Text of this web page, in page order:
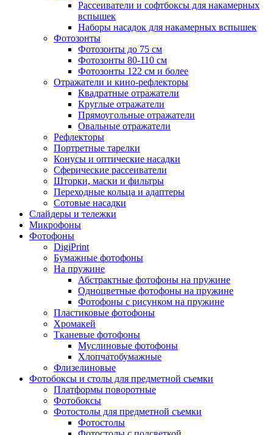
Рассеиватели и софтбоксы для накамерных
вспышек
Наборы насадок для накамерных вспышек
Фотозонты
Фотозонты до 75 см
Фотозонты 80-110 см
Фотозонты 122 см и более
Отражатели и кино-рефлекторы
Квадратные отражатели
Круглые отражатели
Прямоугольные отражатели
Овальные отражатели
Рефлекторы
Портретные тарелки
Конусы и оптические насадки
Сферические рассеиватели
Шторки, маски и фильтры
Переходные кольца и адаптеры
Сотовые насадки
Слайдеры и тележки
Микрофоны
Фотофоны
DigiPrint
Бумажные фотофоны
На пружине
Абстрактные фотофоны на пружине
Одноцветные фотофоны на пружине
Фотофоны с рисунком на пружине
Пластиковые фотофоны
Хромакей
Тканевые фотофоны
Муслиновые фотофоны
Хлопчатобумажные
Флизелиновые
Фотобоксы и столы для предметной съемки
Платформы поворотные
Фотобоксы
Фотостолы для предметной съемки
Фотостолы